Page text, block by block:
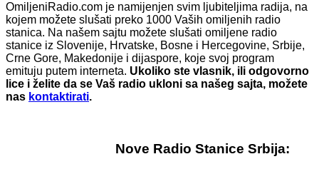
OmiljeniRadio.com je namijenjen svim ljubiteljima radija, na
kojem možete slušati preko 1000 Vaših omiljenih radio
stanica. Na našem sajtu možete slušati omiljene radio
stanice iz Slovenije, Hrvatske, Bosne i Hercegovine, Srbije,
Crne Gore, Makedonije i dijaspore, koje svoj program
emituju putem interneta. Ukoliko ste vlasnik, ili odgovorno
lice i želite da se Vaš radio ukloni sa našeg sajta, možete
nas kontaktirati.
Nove Radio Stanice Srbija: